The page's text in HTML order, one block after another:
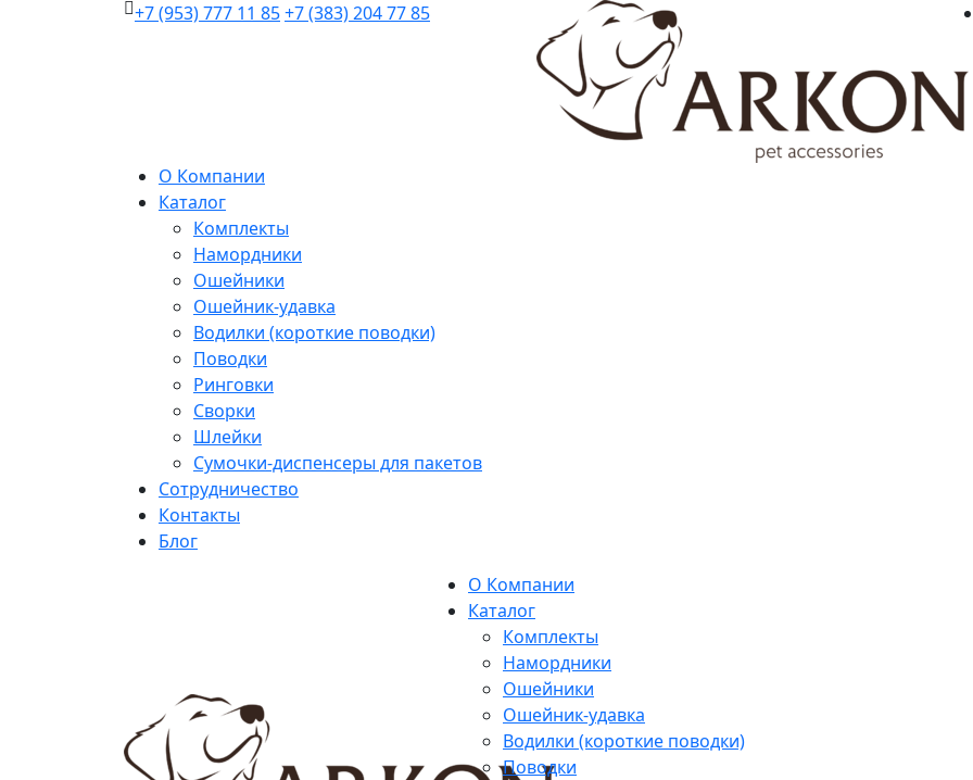
+7 (953) 777 11 85+7 (383) 204 77 85
О Компании
Каталог
Комплекты
Намордники
Ошейники
Ошейник-удавка
Водилки (короткие поводки)
Поводки
Ринговки
Сворки
Шлейки
Сумочки-диспенсеры для пакетов
Сотрудничество
Контакты
Блог
О Компании
Каталог
Комплекты
Намордники
Ошейники
Ошейник-удавка
Водилки (короткие поводки)
Поводки